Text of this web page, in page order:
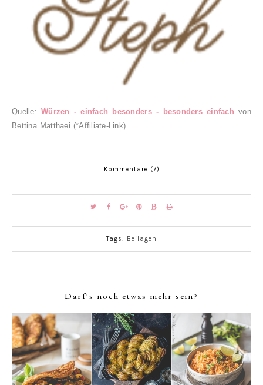
Quelle:Würzen - einfach besonders - besonders einfach von
Bettina Matthaei (*Affiliate-Link)
Kommentare (7)
Tags: Beilagen
Darf's noch etwas mehr sein?